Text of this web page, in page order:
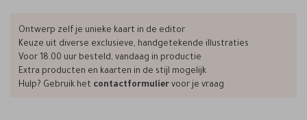
Ontwerp zelf je unieke kaart in de editor
Keuze uit diverse exclusieve, handgetekende illustraties
Voor 18.00 uur besteld, vandaag in productie
Extra producten en kaarten in de stijl mogelijk
Hulp? Gebruik het contactformulier voor je vraag